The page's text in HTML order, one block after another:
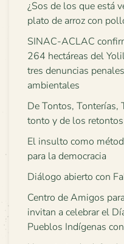
¿Sos de los que está
plato de arroz con
SINAC-ACLAC
264 hectáreas del
tres denuncias
ambientales
De Tontos, Tonterías,
tonto y de los retontos
El insulto como
para la democracia
Diálogo abierto con
Centro de Amigos
invitan a celebrar el
Pueblos Indígenas